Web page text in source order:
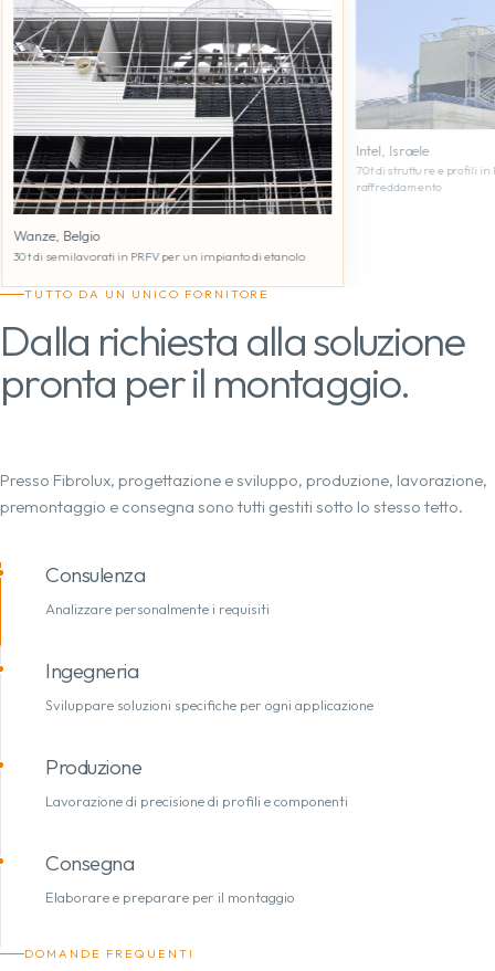
Wanze, Belgio
30 t di semilavorati in PRFV per un impianto di etanolo
Intel, Israele
70 t di strutture e profili in
raffreddamento
TUTTO DA UN UNICO FORNITORE
Dalla richiesta alla soluzione
pronta per il montaggio.
Presso Fibrolux, progettazione e sviluppo, produzione, lavorazione,
premontaggio e consegna sono tutti gestiti sotto lo stesso tetto.
Consulenza
Analizzare personalmente i requisiti
Ingegneria
Sviluppare soluzioni specifiche per ogni applicazione
Produzione
Lavorazione di precisione di profili e componenti
Consegna
Elaborare e preparare per il montaggio
DOMANDE FREQUENTI